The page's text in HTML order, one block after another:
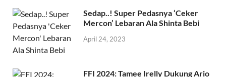
Sedap..! Super Pedasnya ‘Ceker
Mercon’ Lebaran Ala Shinta Bebi
April 24, 2023
FFI 2024: Tamee Irelly Dukung Ario